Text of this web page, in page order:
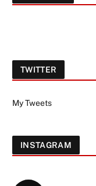
TWITTER
My Tweets
INSTAGRAM